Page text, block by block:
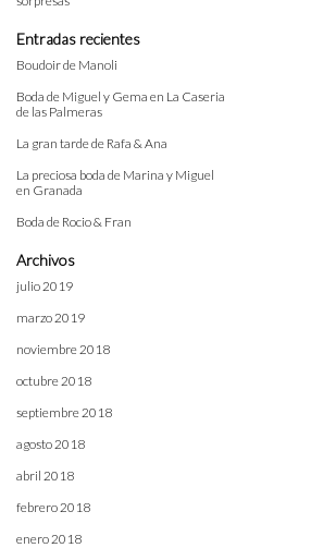
Entradas recientes
Boudoir de Manoli
Boda de Miguel y Gema en La Caseria
de las Palmeras
La gran tarde de Rafa & Ana
La preciosa boda de Marina y Miguel
en Granada
Boda de Rocio & Fran
Archivos
julio 2019
marzo 2019
noviembre 2018
octubre 2018
septiembre 2018
agosto 2018
abril 2018
febrero 2018
enero 2018